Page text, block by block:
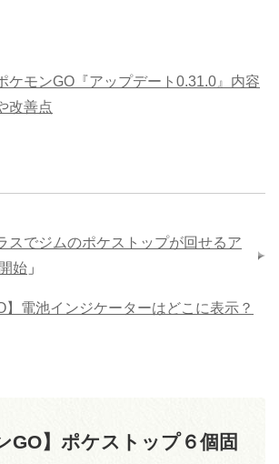
ケモンGO『アップデート0.31.0』内容
改善点
スでジムのポケストップが回せるア
始 」
】電池インジケーターはどこに表示？
GO】ポケストップ６個固